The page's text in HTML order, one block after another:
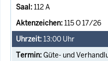
112 A
115 O 17/26
13:00 Uhr
Güte- und